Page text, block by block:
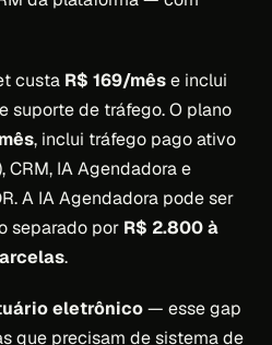
custa R$ 169/mêse inclui
suporte de tráfego. O plano
, inclui tráfego pago ativo
CRM, IA Agendadora e
A IA Agendadora pode ser
separado por R$ 2.800 à
.
eletrônico— esse gap
que precisam de sistema de